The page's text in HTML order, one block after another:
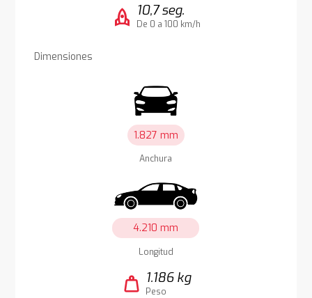
rocket 10,7 seg.
De 0 a 100 km/h
Dimensiones
1.827 mm
Anchura
4.210 mm
Longitud
weight 1.186 kg
Peso